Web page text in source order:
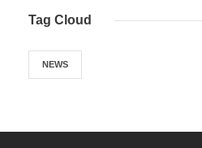
Tag Cloud
NEWS